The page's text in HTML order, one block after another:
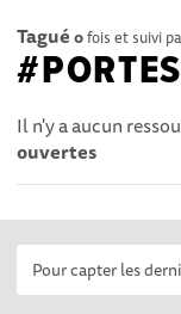
Tagué 0fois et suivi
Il n'y a aucun
ouvertes